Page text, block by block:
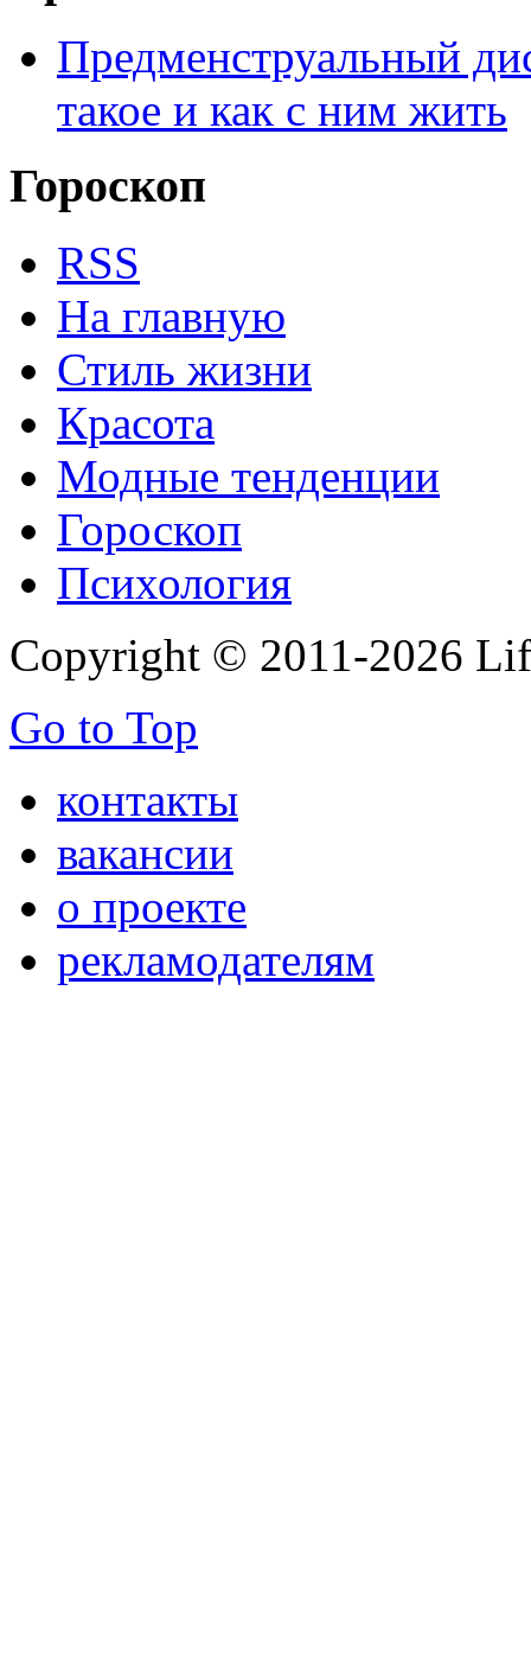
Предменструальный
такое и как с ним жить
Гороскоп
RSS
На главную
Стиль жизни
Красота
Модные тенденции
Гороскоп
Психология
Copyright © 2011-2026
Go to Top
контакты
вакансии
о проекте
рекламодателям